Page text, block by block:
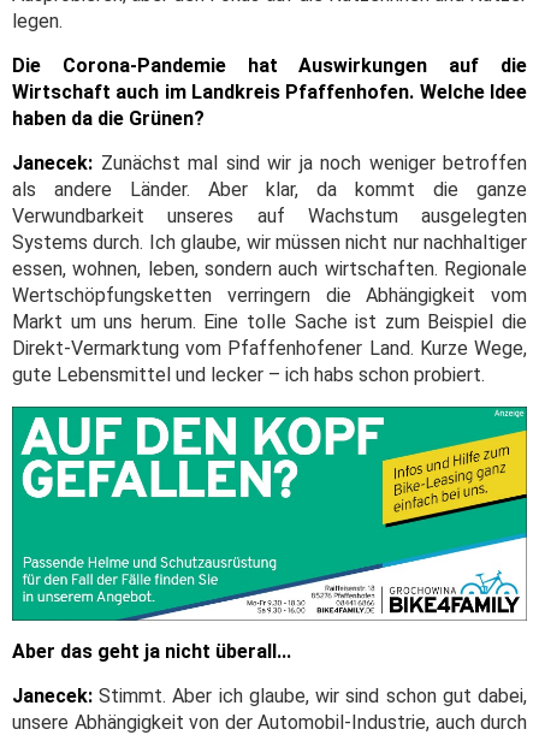
legen.
Die Corona-Pandemie hat Auswirkungen auf die
Wirtschaft auch im Landkreis Pfaffenhofen. Welche Idee
haben da die Grünen?
Janecek: Zunächst mal sind wir ja noch weniger betroffen
als andere Länder. Aber klar, da kommt die ganze
Verwundbarkeit unseres auf Wachstum ausgelegten
Systems durch. Ich glaube, wir müssen nicht nur nachhaltiger
essen, wohnen, leben, sondern auch wirtschaften. Regionale
Wertschöpfungsketten verringern die Abhängigkeit vom
Markt um uns herum. Eine tolle Sache ist zum Beispiel die
Direkt-Vermarktung vom Pfaffenhofener Land. Kurze Wege,
gute Lebensmittel und lecker – ich habs schon probiert.
Aber das geht ja nicht überall...
Janecek: Stimmt. Aber ich glaube, wir sind schon gut dabei,
unsere Abhängigkeit von der Automobil-Industrie, auch durch